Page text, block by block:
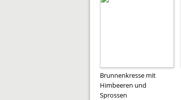
Brunnenkresse mit
Himbeeren und
Sprossen